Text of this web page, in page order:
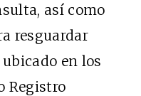
así como
resguardar
en los
Registro